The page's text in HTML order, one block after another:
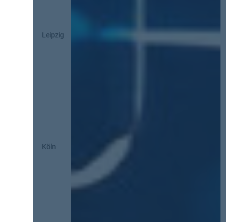
Leipzig
Köln